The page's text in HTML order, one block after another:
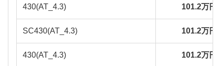
430(AT_4.3) 101.2万円
SC430(AT_4.3) 101.2万円
430(AT_4.3) 101.2万円